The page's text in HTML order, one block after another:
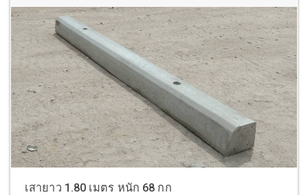
เสายาว 1.80 เมตร หนัก 68 กก